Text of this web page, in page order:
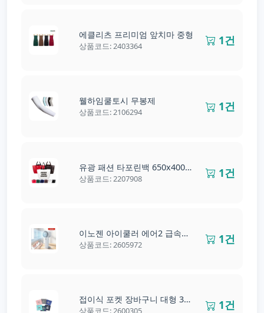
에클리츠 프리미엄 앞치마 중형
상품코드: 2403364 1건
웰하임쿨토시 무봉제
상품코드: 2106294 1건
유광 패션 타포린백 650x400x200mm
상품코드: 2207908 1건
이노젠 아이쿨러 에어2 급속냉각 에어컨 미니선풍기
상품코드: 2605972 1건
접이식 포켓 장바구니 대형 37x54x10cm 1건